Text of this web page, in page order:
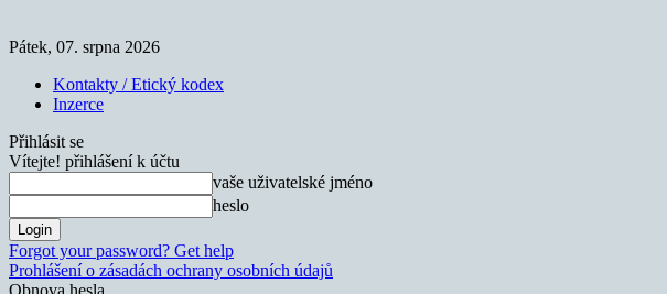
Pátek, 07. srpna 2026
Kontakty / Etický kodex
Inzerce
Přihlásit se
Vítejte! přihlášení k účtu
vaše uživatelské jméno
heslo
Forgot your password? Get help
Prohlášení o zásadách ochrany osobních údajů
Obnova hesla